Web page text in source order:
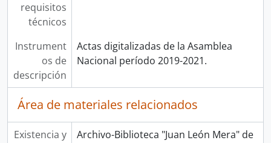
requisitos
técnicos
Instrument
os de
descripción
Actas digitalizadas de la Asamblea
Nacional período 2019-2021.
Área de materiales relacionados
Existencia y
Archivo-Biblioteca "Juan León Mera" de